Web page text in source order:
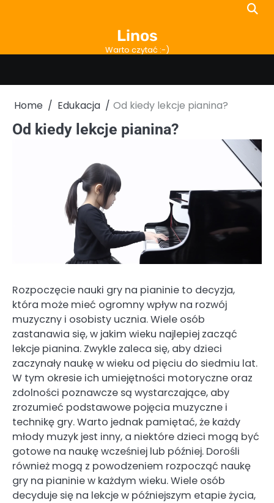
Linos
Warto czytać :-)
Home Edukacja Od kiedy lekcje pianina?
Od kiedy lekcje pianina?
Rozpoczęcie nauki gry na pianinie to decyzja,
która może mieć ogromny wpływ na rozwój
muzyczny i osobisty ucznia. Wiele osób
zastanawia się, w jakim wieku najlepiej zacząć
lekcje pianina. Zwykle zaleca się, aby dzieci
zaczynały naukę w wieku od pięciu do siedmiu lat.
W tym okresie ich umiejętności motoryczne oraz
zdolności poznawcze są wystarczające, aby
zrozumieć podstawowe pojęcia muzyczne i
technikę gry. Warto jednak pamiętać, że każdy
młody muzyk jest inny, a niektóre dzieci mogą być
gotowe na naukę wcześniej lub później. Dorośli
również mogą z powodzeniem rozpocząć naukę
gry na pianinie w każdym wieku. Wiele osób
decyduje się na lekcje w późniejszym etapie życia,